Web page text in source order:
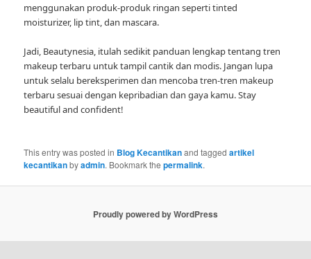
menggunakan produk-produk ringan seperti tinted
moisturizer, lip tint, dan mascara.
Jadi, Beautynesia, itulah sedikit panduan lengkap tentang tren
makeup terbaru untuk tampil cantik dan modis. Jangan lupa
untuk selalu bereksperimen dan mencoba tren-tren makeup
terbaru sesuai dengan kepribadian dan gaya kamu. Stay
beautiful and confident!
This entry was posted in Blog Kecantikanand taggedartikel
kecantikanbyadmin. Bookmark thepermalink.
Proudly powered by WordPress